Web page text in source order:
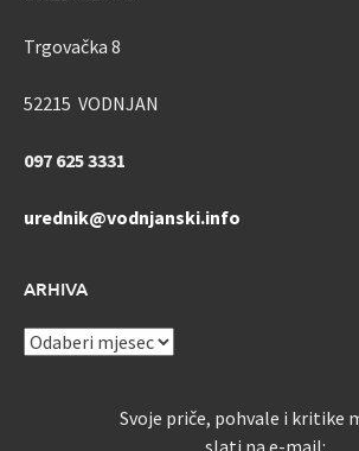
Trgovačka 8
52215 VODNJAN
097 625 3331
urednik@vodnjanski.info
ARHIVA
ARHIVA
Svoje priče, pohvale i kritike